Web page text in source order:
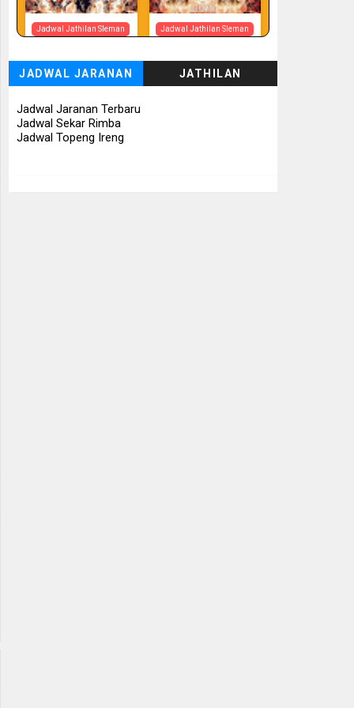
Jadwal Jathilan Sleman
📅 Besok (7/8)
Jadwal Jathilan Sleman
Tunggul Rukun
📅 Besok (7/8)
JADWAL JARANAN JATHILAN
Jadwal Jaranan Terbaru
Jadwal Sekar Rimba
Jadwal Topeng Ireng